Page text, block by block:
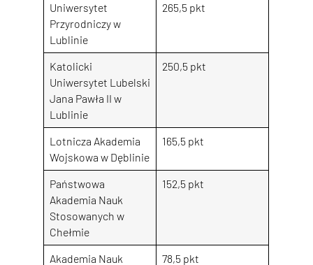
Uniwersytet
Przyrodniczy w
Lublinie
265,5 pkt
Katolicki
Uniwersytet Lubelski
Jana Pawła II w
Lublinie
250,5 pkt
Lotnicza Akademia
Wojskowa w Dęblinie
165,5 pkt
Państwowa
Akademia Nauk
Stosowanych w
Chełmie
152,5 pkt
Akademia Nauk
78,5 pkt